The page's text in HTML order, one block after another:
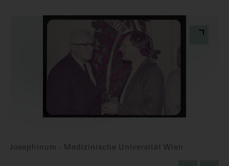
Josephinum - Medizinische Universität Wien